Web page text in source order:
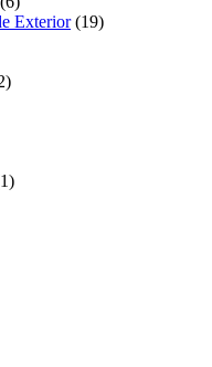
Exterior(19)